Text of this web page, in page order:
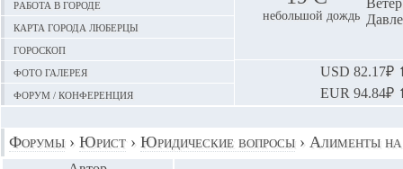
Работа в городе
Карта города Люберцы
Гороскоп
Фото галерея
Форум / конференция
небольшой дождь
USD 82.17₽
EUR 94.84₽
Форумы › Юрист › Юридические вопросы › Алименты